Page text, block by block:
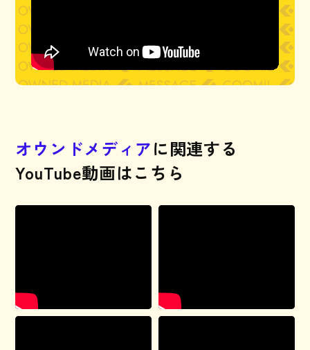
オ ウ ン ドメ ディ アに関連する
YouTube動画はこ ち ら